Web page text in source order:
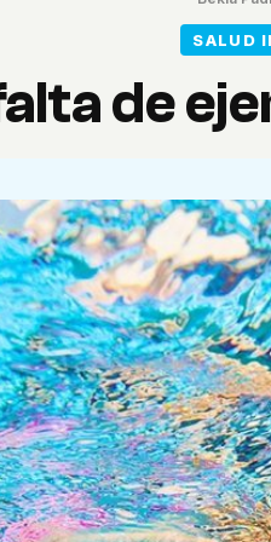
SALUD
de